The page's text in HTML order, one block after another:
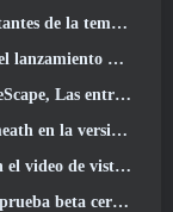
la temporada 7.5
Lunaria SS12 hoy
a punto de salir a la venta
Waves 3.3 Actualizar
de Neverness To Everness
beta cerrada